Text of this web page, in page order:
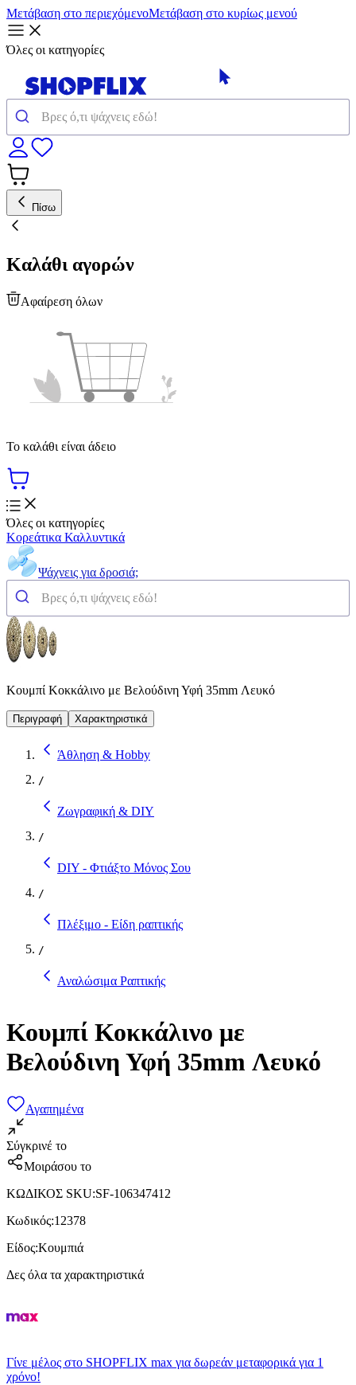
Μετάβαση στο περιεχόμενοΜετάβαση στο κυρίως μενού
Όλες οι κατηγορίες
Πίσω
Καλάθι αγορών
Αφαίρεση όλων
Το καλάθι είναι άδειο
Όλες οι κατηγορίες
Κορεάτικα Καλλυντικά
Ψάχνεις για δροσιά;
Κουμπί Κοκκάλινο με Βελούδινη Υφή 35mm Λευκό
Περιγραφή Χαρακτηριστικά
Άθληση & Hobby
/
Ζωγραφική & DIY
/
DIY - Φτιάξτο Μόνος Σου
/
Πλέξιμο - Είδη ραπτικής
/
Αναλώσιμα Ραπτικής
Κουμπί Κοκκάλινο με
Βελούδινη Υφή 35mm Λευκό
Αγαπημένα
Σύγκρινέ το
Μοιράσου το
ΚΩΔΙΚΟΣ SKU:SF-106347412
Κωδικός:12378
Είδος:Κουμπιά
Δες όλα τα χαρακτηριστικά
Γίνε μέλος στο SHOPFLIX max για δωρεάν μεταφορικά για 1
χρόνο!